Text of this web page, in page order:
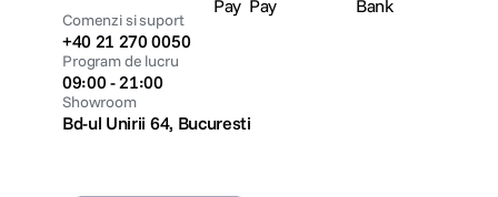
Comenzi si suport
+40 21 270 0050
Program de lucru
09:00 - 21:00
Showroom
Bd-ul Unirii 64, Bucuresti